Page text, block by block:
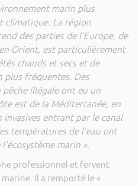
marin plus
climatique. La région
des parties de l'Europe, de
Orient, est particulièrement
chauds et secs et de
plus fréquentes. Des
pêche illégale ont eu un
est de la Méditerranée, en
invasives entrant par le canal
températures de l'eau ont
marin ».
professionnel et fervent
Il a remporté le «